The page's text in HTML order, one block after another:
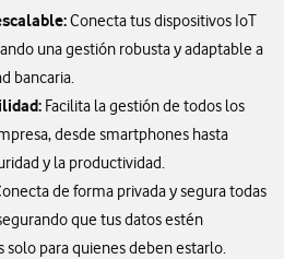
Conecta tus dispositivos IoT
una gestión robusta y adaptable a
bancaria.
Facilita la gestión de todos los
desde smartphones hasta
y la productividad.
de forma privada y segura todas
que tus datos estén
solo para quienes deben estarlo.